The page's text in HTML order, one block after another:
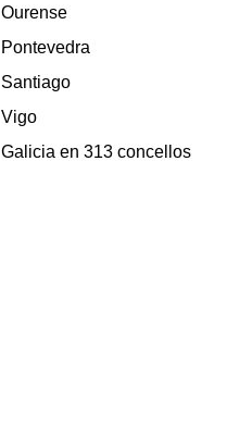
Ourense
Pontevedra
Santiago
Vigo
Galicia en 313 concellos